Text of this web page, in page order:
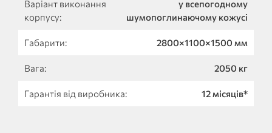
Варіант виконання
корпусу:
у всепогодному
шумопоглинаючому кожусі
Габарити: 2800×1100×1500 мм
Вага: 2050 кг
Гарантія від виробника: 12 місяців*